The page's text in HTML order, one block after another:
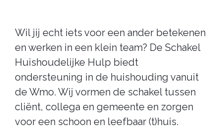
Wil jij echt iets voor een ander betekenen
en werken in een klein team? De Schakel
Huishoudelijke Hulp biedt
ondersteuning in de huishouding vanuit
de Wmo. Wij vormen de schakel tussen
cliënt, collega en gemeente en zorgen
voor een schoon en leefbaar (t)huis.